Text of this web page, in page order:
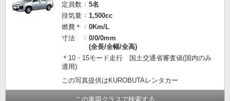
定員数
5名
排気量
1,500cc
燃費＊
0Km/L
寸法
0/0/0mm
(全長/全幅/全高)
＊10・15モード走行 国土交通省審査値(国内のみ
適用)
この写真提供はKUROBUTAレンタカー
この車両クラスで検索する